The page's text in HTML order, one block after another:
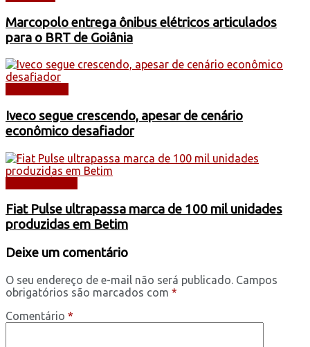
Marcopolo entrega ônibus elétricos articulados
para o BRT de Goiânia
Iveco segue crescendo, apesar de cenário
econômico desafiador
Fiat Pulse ultrapassa marca de 100 mil unidades
produzidas em Betim
Deixe um comentário
O seu endereço de e-mail não será publicado. Campos
obrigatórios são marcados com *
Comentário *